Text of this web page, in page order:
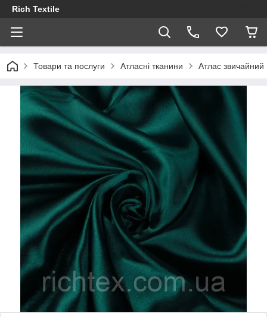
Rich Textile
Товари та послуги Атласні тканини Атлас звичайний